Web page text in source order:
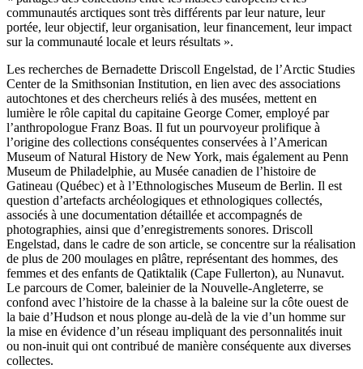
communautés arctiques sont très différents par leur nature, leur
portée, leur objectif, leur organisation, leur financement, leur impact
sur la communauté locale et leurs résultats ».
Les recherches de Bernadette Driscoll Engelstad, de l’Arctic Studies
Center de la Smithsonian Institution, en lien avec des associations
autochtones et des chercheurs reliés à des musées, mettent en
lumière le rôle capital du capitaine George Comer, employé par
l’anthropologue Franz Boas. Il fut un pourvoyeur prolifique à
l’origine des collections conséquentes conservées à l’American
Museum of Natural History de New York, mais également au Penn
Museum de Philadelphie, au Musée canadien de l’histoire de
Gatineau (Québec) et à l’Ethnologisches Museum de Berlin. Il est
question d’artefacts archéologiques et ethnologiques collectés,
associés à une documentation détaillée et accompagnés de
photographies, ainsi que d’enregistrements sonores. Driscoll
Engelstad, dans le cadre de son article, se concentre sur la réalisation
de plus de 200 moulages en plâtre, représentant des hommes, des
femmes et des enfants de Qatiktalik (Cape Fullerton), au Nunavut.
Le parcours de Comer, baleinier de la Nouvelle-Angleterre, se
confond avec l’histoire de la chasse à la baleine sur la côte ouest de
la baie d’Hudson et nous plonge au-delà de la vie d’un homme sur
la mise en évidence d’un réseau impliquant des personnalités inuit
ou non-inuit qui ont contribué de manière conséquente aux diverses
collectes.